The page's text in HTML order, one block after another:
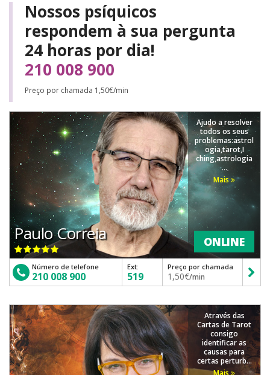
Nossos psíquicos
respondem à sua pergunta
24 horas por dia!
210 008 900
Preço por chamada 1,50€/min
ONLINE
Paulo Correia
Ajudo a resolver
todos os seus
problemas:astrol
ogia,tarot,I
ching,astrologia
...
Mais
Número de telefone
210 008 900
Ext:
519
Preço por chamada
1,50€/min
Através das
Cartas de Tarot
consigo
identificar as
causas para
certas perturb...
Mais